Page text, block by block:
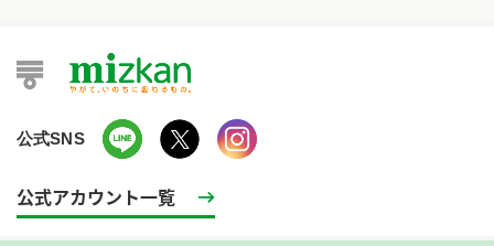
公式SNS
公式アカウント一覧